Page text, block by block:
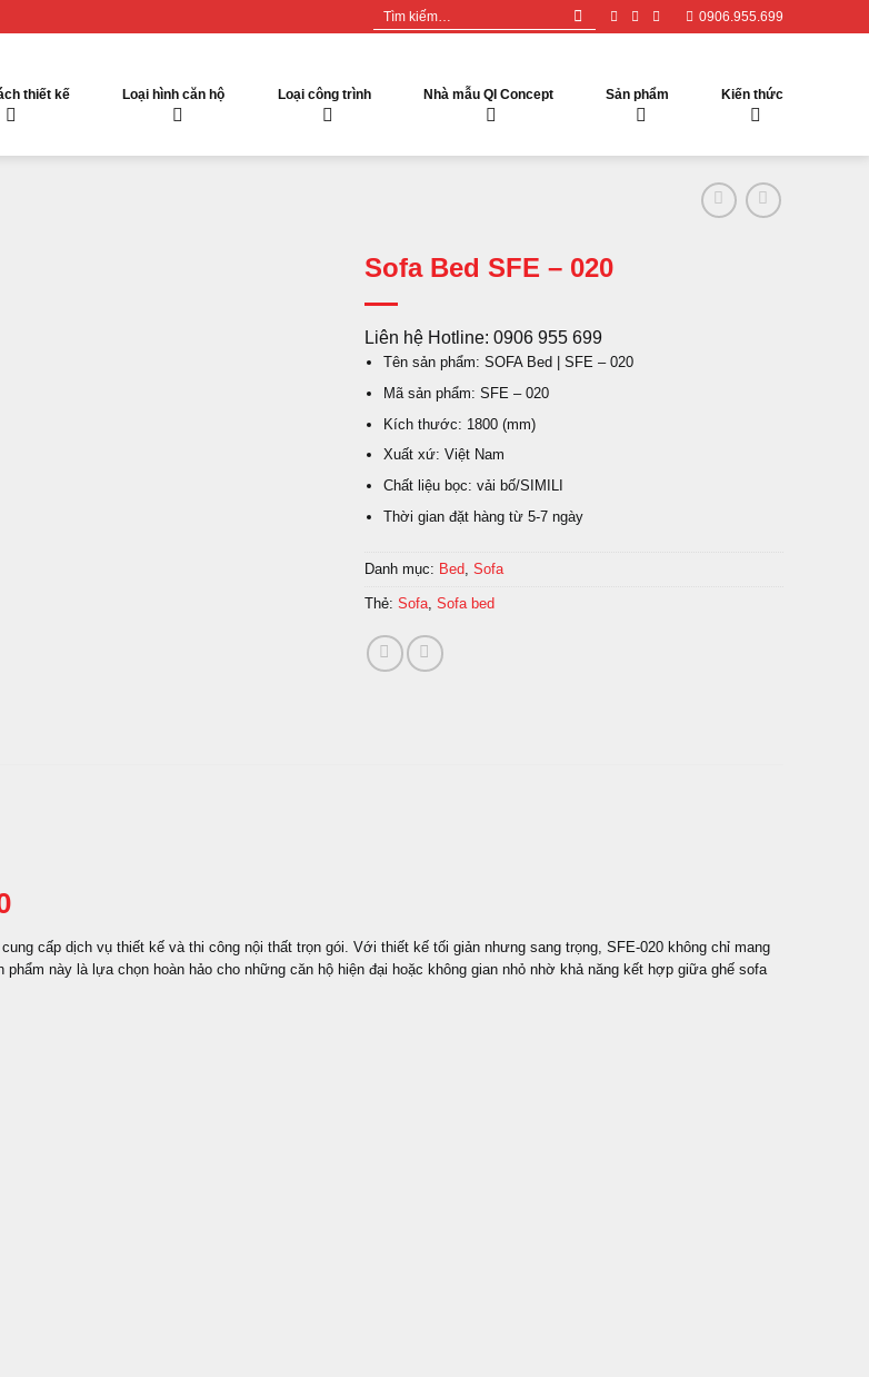
Tìm
kiếm:
0906.955.699
thiết kế Loại hình căn hộ Loại công trình Nhà mẫu QI Concept Sản phẩm Kiến thức
Sofa Bed SFE – 020
Liên hệ Hotline: 0906 955 699
Tên sản phẩm: SOFA Bed | SFE – 020
Mã sản phẩm: SFE – 020
Kích thước: 1800 (mm)
Xuất xứ: Việt Nam
Chất liệu bọc: vải bố/SIMILI
Thời gian đặt hàng từ 5-7 ngày
Danh mục: Bed ,Sofa
Thẻ:Sofa ,Sofa bed
cung cấp dịch vụ thiết kế và thi công nội thất trọn gói. Với thiết kế tối giản nhưng sang trọng, SFE-020 không chỉ mang
này là lựa chọn hoàn hảo cho những căn hộ hiện đại hoặc không gian nhỏ nhờ khả năng kết hợp giữa ghế sofa